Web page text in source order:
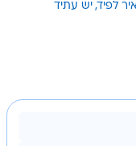
לפיד יש עתיד